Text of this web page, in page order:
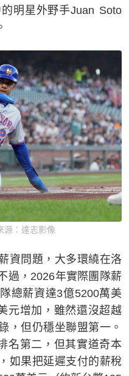
明星外野手Juan Soto
源：達志影像
資問題，大多環繞在洛
過，2026年實際團隊薪
總薪資達3億5200萬美
元增加，雖然還沒超越
，但仍穩坐聯盟第一。
名第二，但其實道奇本
如果把延遲支付的薪稅